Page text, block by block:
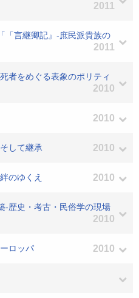
2011
「言継卿記』-庶民派貴族の
2011
者をめぐる表象のポリティ
2010
2010
して継承 2010
のゆくえ 2010
-歴史・考古・民俗学の現場
2010
ロッパ 2010